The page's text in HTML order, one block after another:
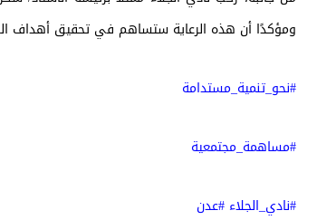
ومؤكدًا أن هذه الرعاية ستساهم في تحقيق أهداف
#نحو_تنمية_مستدامة
#مساهمة_مجتمعية
#نادي_الجلاء #عدن